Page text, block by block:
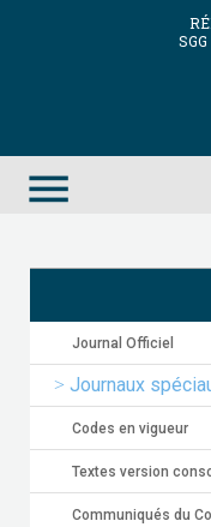
menu
Journal Officiel
Journaux
Codes en vigueur
Textes version
Communiqués du